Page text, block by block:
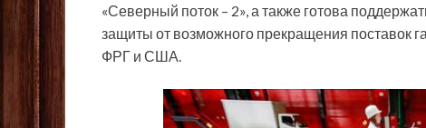
«Северный поток – 2», а также готова
защиты от возможного прекращения поставок
ФРГ и США.